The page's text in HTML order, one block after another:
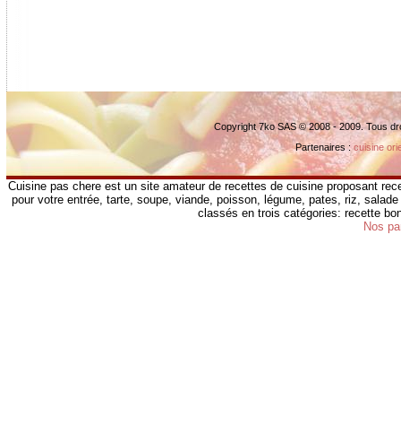
Copyright 7ko SAS © 2008 - 2009. Tous
Partenaires :cuisine
Cuisine pas chere est un site amateur de recettes de cuisine proposant
pour votre entrée, tarte, soupe, viande, poisson, légume, pates, riz,
classés en trois catégories: recette
Nos